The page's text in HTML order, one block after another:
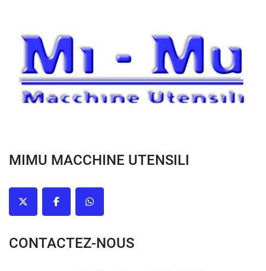
MIMU MACCHINE UTENSILI
twitter facebookwhatsapp
CONTACTEZ-NOUS